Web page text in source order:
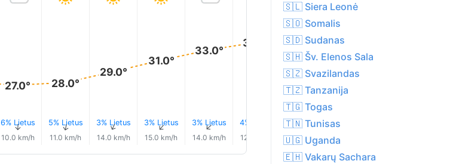
27.0°
6% Lietus
↑
10.0 km/h
28.0°
5% Lietus
↑
11.0 km/h
29.0°
3% Lietus
↑
14.0 km/h
31.0°
3% Lietus
↑
15.0 km/h
33.0°
3% Lietus
↑
14.0 km/h
34.0°
4% Lietus
12.0 km/h
35.0°
2% Lietus
↑
9.0 km/h
3% Lietus
7.0 km/h
🇸🇱 Siera Leonė
🇸🇴 Somalis
🇸🇩 Sudanas
🇸🇭 Šv. Elenos Sala
🇸🇿 Svazilandas
🇹🇿 Tanzanija
🇹🇬 Togas
🇹🇳 Tunisas
🇺🇬 Uganda
🇪🇭 Vakarų Sachara